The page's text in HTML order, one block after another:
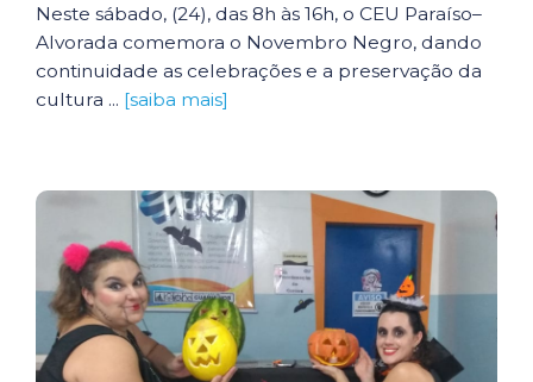
Neste sábado, (24), das 8h às 16h, o CEU Paraíso–
Alvorada comemora o Novembro Negro, dando
continuidade as celebrações e a preservação da
cultura ... [saiba mais]